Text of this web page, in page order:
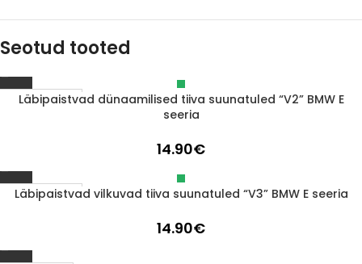
Seotud tooted
Läbimüüdud
Läbipaistvad dünaamilised tiiva suunatuled “V2” BMW E
seeria
14.90€
Läbimüüdud
Läbipaistvad vilkuvad tiiva suunatuled “V3” BMW E seeria
14.90€